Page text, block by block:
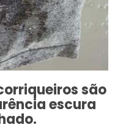
são
escura